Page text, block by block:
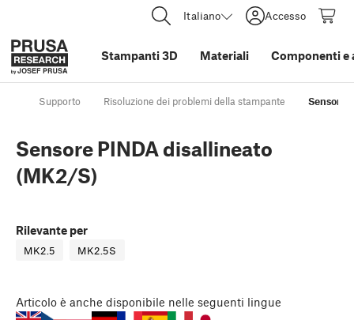
Italiano Accesso
Stampanti 3D Materiali Componenti e
Supporto Risoluzione dei problemi della stampante Sensore
Sensore PINDA disallineato
(MK2/S)
Rilevante per
MK2.5 MK2.5S
Articolo è anche disponibile nelle seguenti lingue